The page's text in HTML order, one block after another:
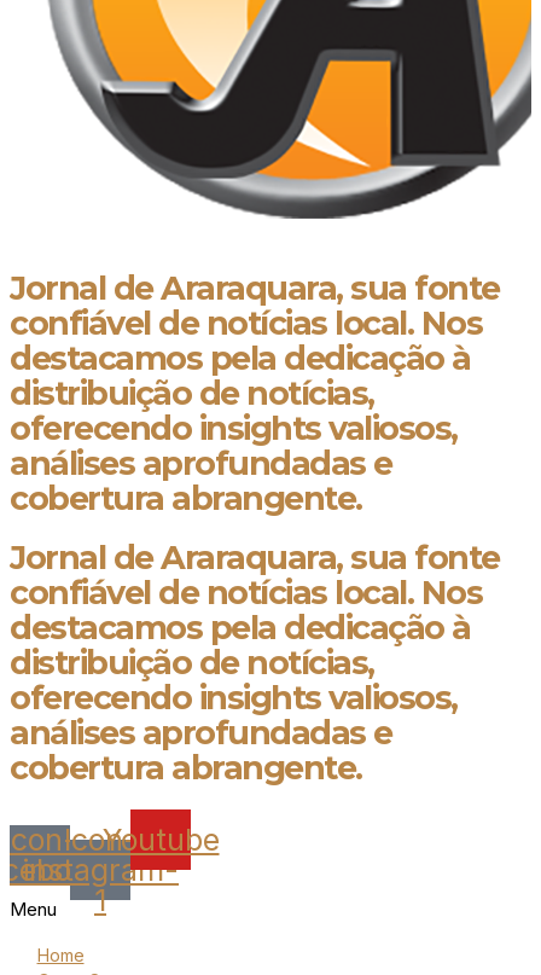
Jornal de Araraquara, sua fonte
confiável de notícias local. Nos
destacamos pela dedicação à
distribuição de notícias,
oferecendo insights valiosos,
análises aprofundadas e
cobertura abrangente.
Jornal de Araraquara, sua fonte
confiável de notícias local. Nos
destacamos pela dedicação à
distribuição de notícias,
oferecendo insights valiosos,
análises aprofundadas e
cobertura abrangente.
Icon-Icon-
instagram-
1
Youtube
Menu
Home